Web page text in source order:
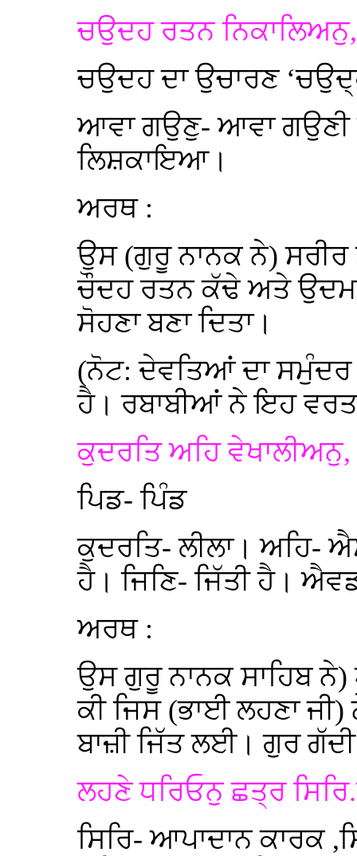
ਚਉਦਹ ਰਤਨ
ਚਉਦਹ ਦਾ ਉਚਾਰਣ
ਆਵਾ ਗਉਣੁ- ਆਵਾ ਗਉਣੀ
ਲਿਸ਼ਕਾਇਆ।
ਅਰਥ :
ਉਸ (ਗੁਰੂ ਨਾਨਕ ਨੇ) ਸਰੀਰ
ਚੌਦਹ ਰਤਨ ਕੱਢੇ ਅਤੇ ਉਦਮ
ਸੋਹਣਾ ਬਣਾ ਦਿਤਾ।
(ਨੋਟ: ਦੇਵਤਿਆਂ ਦਾ ਸਮੁੰਦਰ
ਹੈ। ਰਬਾਬੀਆਂ ਨੇ ਇਹ
ਕੁਦਰਤਿ ਅਹਿ
ਪਿਡ- ਪਿੰਡ
ਕੁਦਰਤਿ- ਲੀਲਾ। ਅਹਿ-
ਹੈ। ਜਿਣਿ- ਜਿੱਤੀ ਹੈ।
ਅਰਥ :
ਉਸ ਗੁਰੂ ਨਾਨਕ ਸਾਹਿਬ
ਕੀ ਜਿਸ (ਭਾਈ ਲਹਣਾ ਜੀ)
ਬਾਜ਼ੀ ਜਿੱਤ ਲਈ। ਗੁਰ
ਲਹਣੇ ਧਰਿਓਨੁ ਛਤ੍ਰ
ਸਿਰਿ- ਆਪਾਦਾਨ ਕਾਰਕ